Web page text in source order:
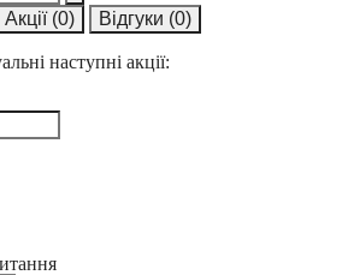
Акції (0) Відгуки (0)
наступні акції: